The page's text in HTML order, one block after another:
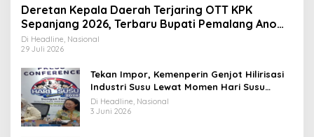
Deretan Kepala Daerah Terjaring OTT KPK
Sepanjang 2026, Terbaru Bupati Pemalang Anom
Widiyantoro
Di Headline, Nasional
29 Juli 2026
Tekan Impor, Kemenperin Genjot Hilirisasi
Industri Susu Lewat Momen Hari Susu
Nusantara 2026
Di Headline, Nasional
3 Juni 2026